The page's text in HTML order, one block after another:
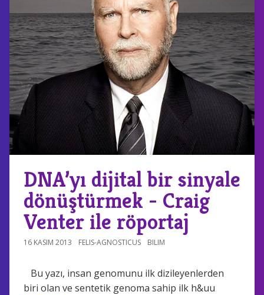
DNA’yı dijital bir sinyale
dönüştürmek - Craig
Venter ile röportaj
16 KASIM 2013 FELIS-AGNOSTICUS BILIM
Bu yazı, insan genomunu ilk dizileyenlerden
biri olan ve sentetik genoma sahip ilk h&uu